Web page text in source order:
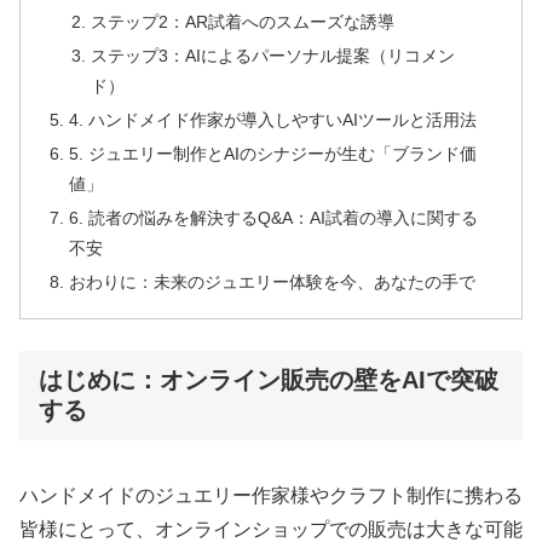
ステップ2：AR試着へのスムーズな誘導
ステップ3：AIによるパーソナル提案（リコメン
ド）
4. ハンドメイド作家が導入しやすいAIツールと活用法
5. ジュエリー制作とAIのシナジーが生む「ブランド価
値」
6. 読者の悩みを解決するQ&A：AI試着の導入に関する
不安
おわりに：未来のジュエリー体験を今、あなたの手で
はじめに：オンライン販売の壁をAIで突破
する
ハンドメイドのジュエリー作家様やクラフト制作に携わる
皆様にとって、オンラインショップでの販売は大きな可能